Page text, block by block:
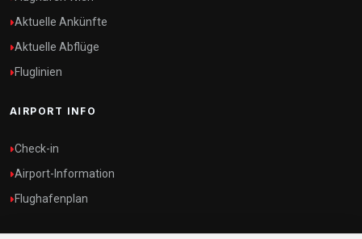
Aktuelle Ankünfte
Aktuelle Abflüge
Fluglinien
AIRPORT INFO
Check-in
Airport-Information
Flughafenplan